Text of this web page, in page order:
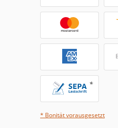
* Bonität vorausgesetzt